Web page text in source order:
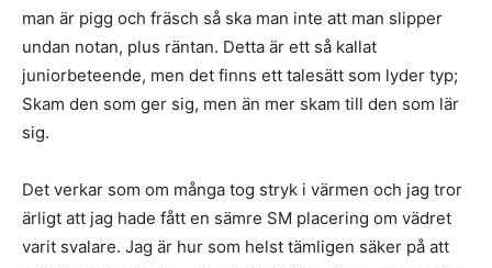
man är pigg och fräsch så ska man inte att man slipper
undan notan, plus räntan. Detta är ett så kallat
juniorbeteende, men det finns ett talesätt som lyder typ;
Skam den som ger sig, men än mer skam till den som lär
sig.
Det verkar som om många tog stryk i värmen och jag tror
ärligt att jag hade fått en sämre SM placering om vädret
varit svalare. Jag är hur som helst tämligen säker på att